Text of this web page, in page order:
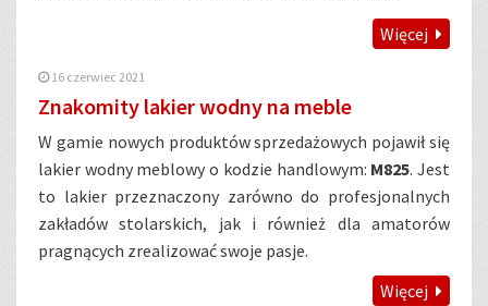
Więcej
16 czerwiec 2021
Znakomity lakier wodny na meble
W gamie nowych produktów sprzedażowych pojawił się
lakier wodny meblowy o kodzie handlowym: M825. Jest
to lakier przeznaczony zarówno do profesjonalnych
zakładów stolarskich, jak i również dla amatorów
pragnących zrealizować swoje pasje.
Więcej